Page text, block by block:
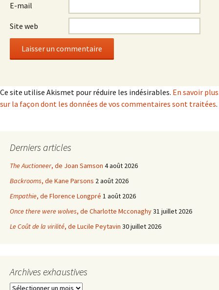
E-mail
Site web
Ce site utilise Akismet pour réduire les indésirables. En savoir plus
sur la façon dont les données de vos commentaires sont traitées.
Derniers articles
The Auctioneer, de Joan Samson 4 août 2026
Backrooms, de Kane Parsons 2 août 2026
Empathie, de Florence Longpré 1 août 2026
Once there were wolves, de Charlotte Mcconaghy31 juillet 2026
Le Coût de la virilité, de Lucile Peytavin 30 juillet 2026
Archives exhaustives
Archives